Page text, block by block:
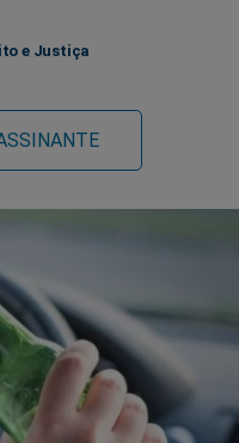
e Justiça